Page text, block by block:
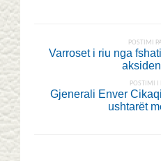
POSTIMI
Varroset i riu nga
POSTIMI I
Gjenerali Enver
ushtarët